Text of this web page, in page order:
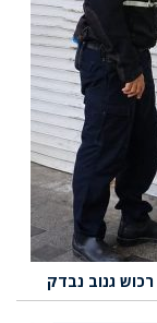
גנוב נבדק